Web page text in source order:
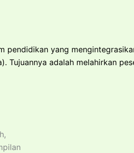
pendidikan yang
Tujuannya adalah melahirkan